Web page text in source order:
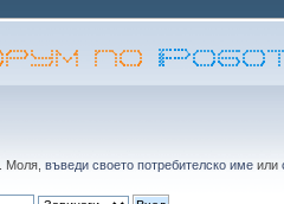
. Моля, въведи своето потребителско име или